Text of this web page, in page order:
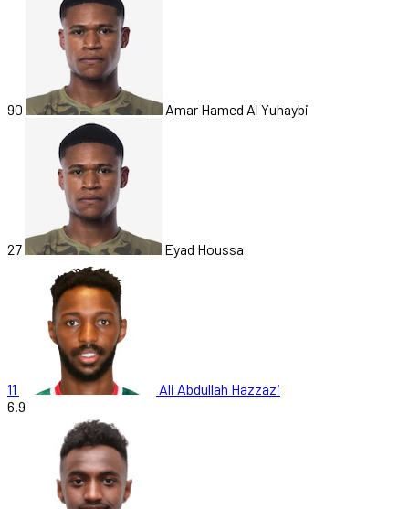
90 Amar Hamed Al Yuhaybi
27 Eyad Houssa
11
Ali Abdullah Hazzazi
6.9